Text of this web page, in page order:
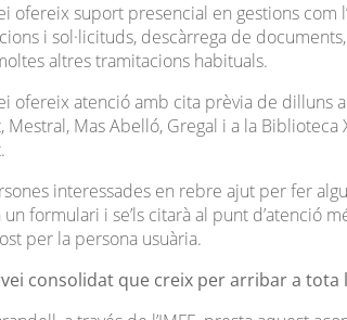
ofereix suport presencial en gestions com
i sol·licituds, descàrrega de
altres tramitacions habituals.
ofereix atenció amb cita prèvia de dilluns
Mestral, Mas Abelló, Gregal i a la
interessades en rebre ajut per fer
formulari i se’ls citarà al punt d’atenció
per la persona usuària.
consolidat que creix per arribar a tota